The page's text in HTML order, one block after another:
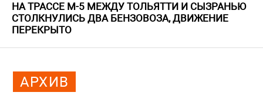
НА ТРАССЕ М-5 МЕЖДУ ТОЛЬЯТТИ И СЫЗРАНЬЮ
СТОЛКНУЛИСЬ ДВА БЕНЗОВОЗА, ДВИЖЕНИЕ
ПЕРЕКРЫТО
АРХИВ